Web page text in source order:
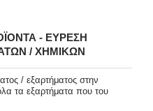
- ΕΎΡΕΣΗ
/ ΧΗΜΙΚΏΝ
/ εξαρτήματος στην
τα εξαρτήματα που του